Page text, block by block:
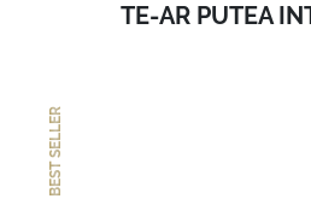
TE-AR PUTEA
BEST SELLER